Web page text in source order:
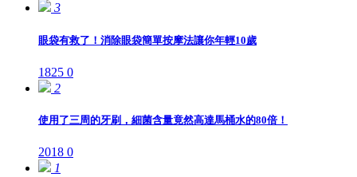
3
眼袋有救了！消除眼袋簡單按摩法讓你年輕10歲
1825 0
2
使用了三周的牙刷，細菌含量竟然高達馬桶水的80倍！
2018 0
1